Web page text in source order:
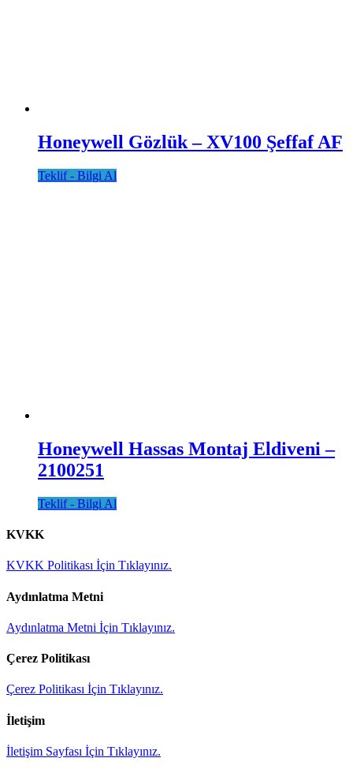
Honeywell Gözlük – XV100 Şeffaf AF
Teklif - Bilgi Al
Honeywell Hassas Montaj Eldiveni –
2100251
Teklif - Bilgi Al
KVKK
KVKK Politikası İçin Tıklayınız.
Aydınlatma Metni
Aydınlatma Metni İçin Tıklayınız.
Çerez Politikası
Çerez Politikası İçin Tıklayınız.
İletişim
İletişim Sayfası İçin Tıklayınız.